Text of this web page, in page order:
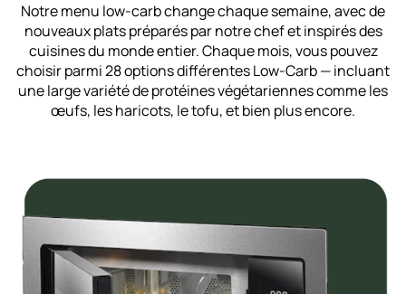
Notre menu low-carb change chaque semaine, avec de
nouveaux plats préparés par notre chef et inspirés des
cuisines du monde entier. Chaque mois, vous pouvez
choisir parmi 28 options différentes Low-Carb — incluant
une large variété de protéines végétariennes comme les
œufs, les haricots, le tofu, et bien plus encore.